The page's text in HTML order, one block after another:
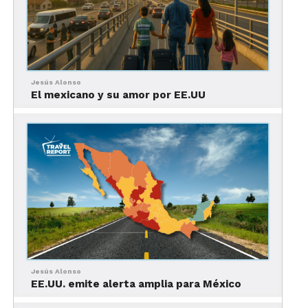
En otras palabras, si ya no pueden ocultar la
Jesús Alonso
El mexicano y su amor por EE.UU
Jesús Alonso
EE.UU. emite alerta amplia para México